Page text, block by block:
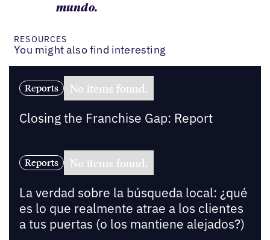
mundo.
RESOURCES
You might also find interesting
Reports No items found.
Closing the Franchise Gap: Report
Reports No items found.
La verdad sobre la búsqueda local: ¿qué
es lo que realmente atrae a los clientes
a tus puertas (o los mantiene alejados?)